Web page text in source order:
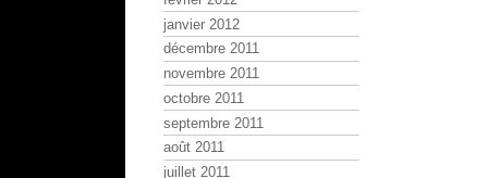
janvier 2012
décembre 2011
novembre 2011
octobre 2011
septembre 2011
août 2011
juillet 2011